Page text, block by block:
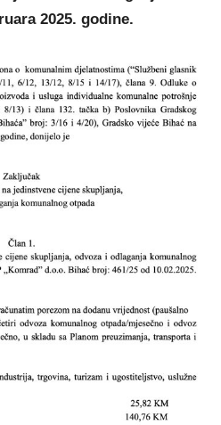
2025. godine.